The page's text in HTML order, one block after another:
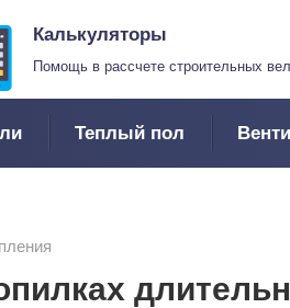
Калькуляторы
Помощь в рассчете строительных
Теплый пол